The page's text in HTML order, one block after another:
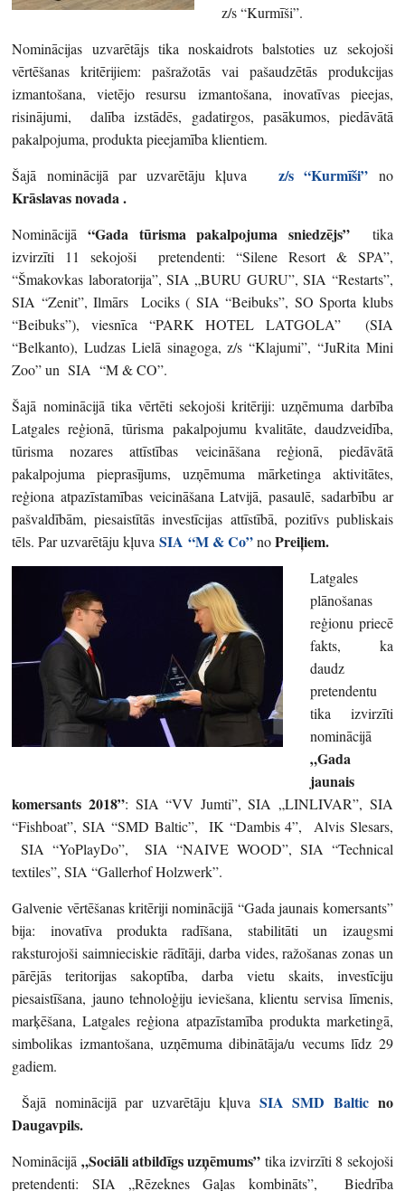
z/s “Kurmīši”.
Nominācijas uzvarētājs tika noskaidrots balstoties uz sekojoši
vērtēšanas kritērijiem: pašražotās vai pašaudzētās produkcijas
izmantošana, vietējo resursu izmantošana, inovatīvas pieejas,
risinājumi, dalība izstādēs, gadatirgos, pasākumos, piedāvātā
pakalpojuma, produkta pieejamība klientiem.
Šajā nominācijā par uzvarētāju kļuva
z/s “Kurmīši” no
Krāslavas novada .
Nominācijā“Gada tūrisma pakalpojuma sniedzējs” tika
izvirzīti 11 sekojoši pretendenti: “Silene Resort & SPA”,
“Šmakovkas laboratorija”, SIA „BURU GURU”, SIA “Restarts”,
SIA “Zenit”, Ilmārs Lociks ( SIA “Beibuks”, SO Sporta klubs
“Beibuks”), viesnīca “PARK HOTEL LATGOLA” (SIA
“Belkanto), Ludzas Lielā sinagoga, z/s “Klajumi”, “JuRita Mini
Zoo” un SIA “M & CO”.
Šajā nominācijā tika vērtēti sekojoši kritēriji: uzņēmuma darbība
Latgales reģionā, tūrisma pakalpojumu kvalitāte, daudzveidība,
tūrisma nozares attīstības veicināšana reģionā, piedāvātā
pakalpojuma pieprasījums, uzņēmuma mārketinga aktivitātes,
reģiona atpazīstamības veicināšana Latvijā, pasaulē, sadarbību ar
pašvaldībām, piesaistītās investīcijas attīstībā, pozitīvs publiskais
tēls. Par uzvarētāju kļuvaSIA “M & Co”noPreiļiem.
Latgales
plānošanas
reģionu priecē
fakts, ka
daudz
pretendentu
tika izvirzīti
nominācijā
„Gada
jaunais
komersants 2018”: SIA “VV Jumti”, SIA „LINLIVAR”, SIA
“Fishboat”, SIA “SMD Baltic”, IK “Dambis 4”, Alvis Slesars,
SIA “YoPlayDo”, SIA “NAIVE WOOD”, SIA “Technical
textiles”, SIA “Gallerhof Holzwerk”.
Galvenie vērtēšanas kritēriji nominācijā “Gada jaunais komersants”
bija: inovatīva produkta radīšana, stabilitāti un izaugsmi
raksturojoši saimnieciskie rādītāji, darba vides, ražošanas zonas un
pārējās teritorijas sakoptība, darba vietu skaits, investīciju
piesaistīšana, jauno tehnoloģiju ieviešana, klientu servisa līmenis,
marķēšana, Latgales reģiona atpazīstamība produkta marketingā,
simbolikas izmantošana, uzņēmuma dibinātāja/u vecums līdz 29
gadiem.
Šajā nominācijā par uzvarētāju kļuva SIA SMD Balticno
Daugavpils.
Nominācijā „Sociāli atbildīgs uzņēmums” tika izvirzīti 8 sekojoši
pretendenti: SIA „Rēzeknes Gaļas kombināts”, Biedrība